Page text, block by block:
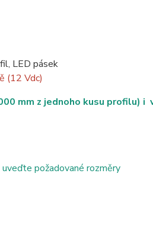
LED pásek
(12 Vdc)
mm z jednoho kusu profilu) i
požadované rozměry